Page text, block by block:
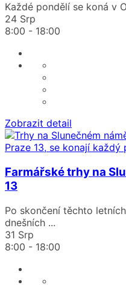
Každé pondělí se koná v
24 Srp
8:00 - 18:00
Zobrazit detail
Farmářské trhy na
13
Po skončení těchto
dnešních ...
31 Srp
8:00 - 18:00